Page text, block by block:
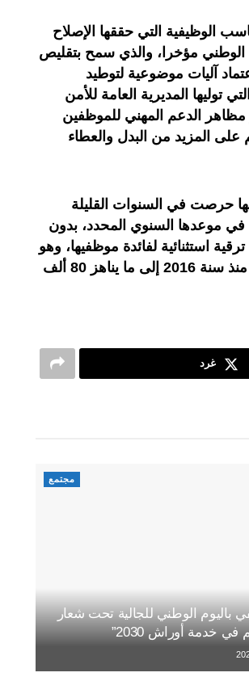
الوظيفية التي حققها الإصلاح
الوطني مؤخرا، والذي سمح بتقليص
آليات موضوعية لتوطيد
توليها المديرية العامة للأمن
مظاهر الدعم المهني للموظفين
على المزيد من البدل والعطاء
حرصت في السنوات القليلة
في موعدها السنوي المحدد، بدون
استثنائية لفائدة موظفيها، وهو
ما رفع عدد المستفيدين من جميع الترقيات المعلن عنها منذ سنة 2016 إلى ما يناهز 80 ألف
غرد
مجتمع
باليوم الوطني للجالية تحت شعار
في خدمة أوراش 2030”